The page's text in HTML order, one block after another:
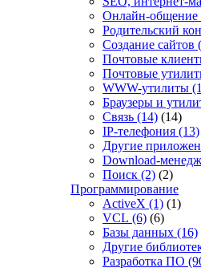
Онлайн-общение
Родительский
Создание сайтов
Почтовые
Почтовые
WWW-утилиты
Браузеры и
Связь (14) (14)
IP-телефония (13)
Другие
Download-
Поиск (2) (2)
Программирование
ActiveX (1) (1)
VCL (6) (6)
Базы данных (16)
Другие
Разработка ПО